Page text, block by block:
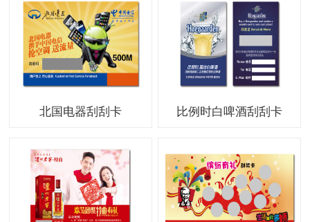
北国电器刮刮卡 比例时白啤酒刮刮卡